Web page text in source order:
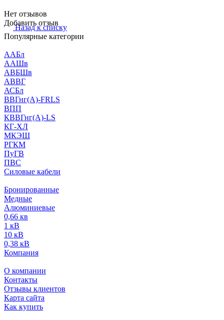
Нет отзывов
Добавить отзыв
Назад к списку
Популярные категории
ААБл
ААШв
АВБШв
АВВГ
АСБл
ВВГнг(А)-FRLS
ВПП
КВВГнг(А)-LS
КГ-ХЛ
МКЭШ
РГКМ
ПуГВ
ПВС
Силовые кабели
Бронированные
Медные
Алюминиевые
0,66 кв
1 кВ
10 кВ
0,38 кВ
Компания
О компании
Контакты
Отзывы клиентов
Карта сайта
Как купить